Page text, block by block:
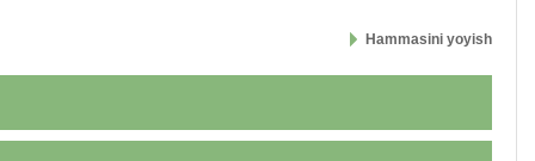
Hammasini yoyish